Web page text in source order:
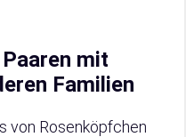
mit
Familien
von Rosenköpfchen